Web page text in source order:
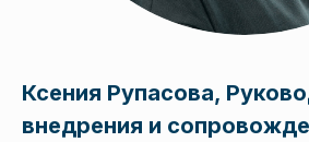
Ксения Рупасова,
внедрения и
Нажимая кнопку «Отправить
персональных данныхв соответствии